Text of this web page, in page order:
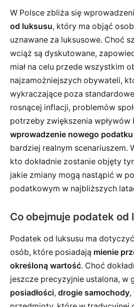
W Polsce zbliża się
od luksusu, który ma objąć
uznawane za luksusowe. Choć
wciąż są dyskutowane,
miał na celu przede wszystkim
najzamożniejszych obywateli,
wykraczające poza
rosnącej inflacji, problemów
potrzeby zwiększenia wpływów
wprowadzenie nowego podatku
bardziej realnym scenariuszem.
kto dokładnie zostanie objęty
jakie zmiany mogą nastąpić w
podatkowym w najbliższych
Co obejmuje podatek od
Podatek od luksusu ma
osób, które posiadają mienie
określoną wartość. Choć
jeszcze precyzyjnie ustalona, w
posiadłości, drogie samochody,